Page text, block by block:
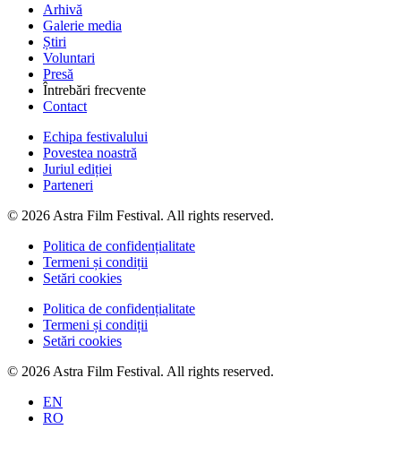
Arhivă
Galerie media
Știri
Voluntari
Presă
Întrebări frecvente
Contact
Echipa festivalului
Povestea noastră
Juriul ediției
Parteneri
© 2026 Astra Film Festival. All rights reserved.
Politica de confidențialitate
Termeni și condiții
Setări cookies
Politica de confidențialitate
Termeni și condiții
Setări cookies
© 2026 Astra Film Festival. All rights reserved.
EN
RO